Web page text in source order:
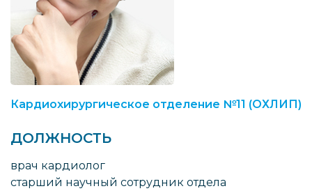
Кардиохирургическое отделение №11 (ОХЛИП)
ДОЛЖНОСТЬ
врач кардиолог
старший научный сотрудник отдела